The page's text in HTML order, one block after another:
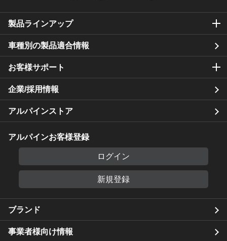
製品ラインアップ
車種別の製品適合情報
お客様サポート
企業/採用情報
アルパインストア
アルパインお客様登録
ログイン
新規登録
ブランド
事業者様向け情報